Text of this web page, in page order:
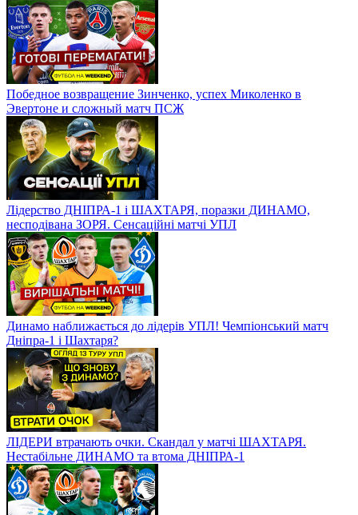
Победное возвращение Зинченко, успех Миколенко в
Эвертоне и сложный матч ПСЖ
Лідерство ДНІПРА-1 і ШАХТАРЯ, поразки ДИНАМО,
несподівана ЗОРЯ. Сенсаційні матчі УПЛ
Динамо наближається до лідерів УПЛ! Чемпіонський матч
Дніпра-1 і Шахтаря?
ЛІДЕРИ втрачають очки. Скандал у матчі ШАХТАРЯ.
Нестабільне ДИНАМО та втома ДНІПРА-1